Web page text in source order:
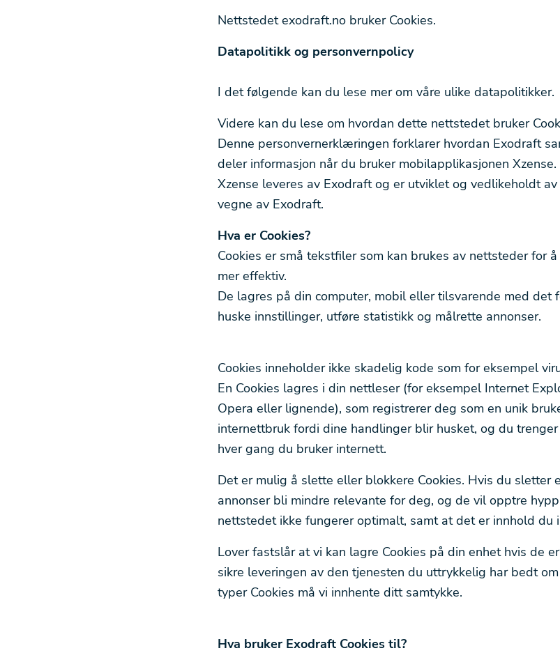
Nettstedet exodraft.no bruker Cookies.
Datapolitikk og personvernpolicy
I det følgende kan du lese mer om våre ulike datapolitikker.
Videre kan du lese om hvordan dette nettstedet bruker
Denne personvernerklæringen forklarer hvordan Exodraft
deler informasjon når du bruker mobilapplikasjonen Xzense.
Xzense leveres av Exodraft og er utviklet og vedlikeholdt
vegne av Exodraft.
Hva er Cookies?
Cookies er små tekstfiler som kan brukes av nettsteder for
mer effektiv.
De lagres på din computer, mobil eller tilsvarende med det
huske innstillinger, utføre statistikk og målrette annonser.
Cookies inneholder ikke skadelig kode som for eksempel
En Cookies lagres i din nettleser (for eksempel Internet
Opera eller lignende), som registrerer deg som en unik
internettbruk fordi dine handlinger blir husket, og du
hver gang du bruker internett.
Det er mulig å slette eller blokkere Cookies. Hvis du sletter
annonser bli mindre relevante for deg, og de vil opptre
nettstedet ikke fungerer optimalt, samt at det er innhold du
Lover fastslår at vi kan lagre Cookies på din enhet hvis de
sikre leveringen av den tjenesten du uttrykkelig har bedt
typer Cookies må vi innhente ditt samtykke.
Hva bruker Exodraft Cookies til?